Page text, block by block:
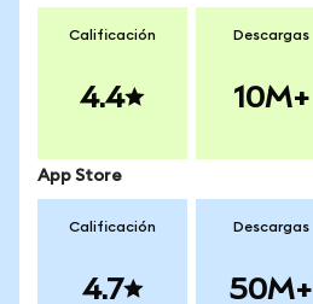
Calificación
4.4
Descargas
10M+
App Store
Calificación
4.7
Descargas
50M+